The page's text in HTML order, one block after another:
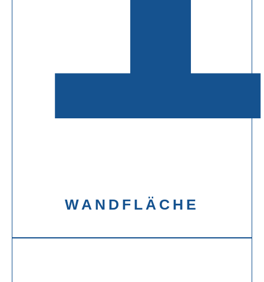
WANDFLÄCHE